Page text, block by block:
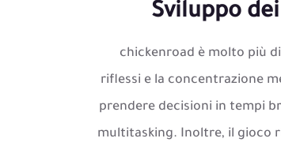
Sviluppo
chickenroad è molto più
riflessi e la concentrazione
prendere decisioni in tempi
multitasking. Inoltre, il gioco